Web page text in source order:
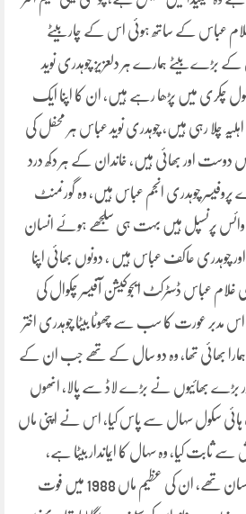
عباس کے ساتھ ہوئی اس کے چار بیٹے
بڑے بیٹے ہمارے ہر دلعزیز چوہدری نوید
چکری میں پڑھا رہے ہیں، ان کا اپنا ایک
چلا رہی ہیں، چوہدری نوید عباس ہر محفل کی
اور بھائی ہیں، خاندان کے ہر دکھ درد
چوہدری انجم عباس ہیں، وہ گورنمنٹ
پرنسپل ہیں بہت ہی سلجھے ہوئے انسان
چوہدری عاکف عباس ہیں ، دونوں بھائی اپنا
غلام عباس ڈسٹرکٹ ایجوکیشن آفیسر چکوال کی
عورت کا سب سے چھوٹا بیٹا چوہدری اختر
ہمارا بھائی تھا، وہ دو سال کے تھے جب ان کے
بڑے بھائیوں نے بڑے لاڈ سے پالا، انھوں
ہائی سکول سہال سے پاس کیا، اس نے اپنی ماں
ثابت کیا، وہ سہال کا ایماندار بیٹا ہے،
خاموش طبع، لیکن جرات مند انسان تھے، ان کی عظیم ماں 1988 میں فوت